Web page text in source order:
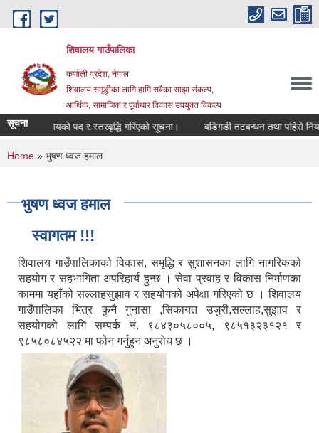
Skip to main content
शिवालय गाउँपालिका
कर्णाली प्रदेश, नेपाल
शिवालय समृद्धीका लागि हामि सबैका साझा संकल्प,
आर्थिक, सामाजिक र पूर्वाधार विकास उपयुक्त विकल्प
सूचनादेहायको पद र स्तरवृद्धि गरिएको सूचना। बडिगडी तटबन्धन तथा पहिरो
You are here
Home » भुषण ध्वज हमाल
भुषण ध्वज हमाल
स्वागतम !!!
शिवालय गाउँपालिकाको विकास, समृद्धि र सुशासनका लागि नागरिकको
सहयोग र सहभागिता अपरिहार्य हुन्छ । सेवा प्रवाह र विकास निर्माणका
काममा यहाँको सल्लाहसुझाव र सहयोगको अपेक्षा गरिएको छ । शिवालय
गाउँपालिका भित्र कुनै गुनासा ,सिकायत उजुरी,सल्लाह,सुझाव र
सहयोगको लागि सम्पर्क नं. ९८४३०५८००५, ९८५१३२३१२१ र
९८५८०८४५२२ मा फोन गर्नुहुन अनुरोध छ ।